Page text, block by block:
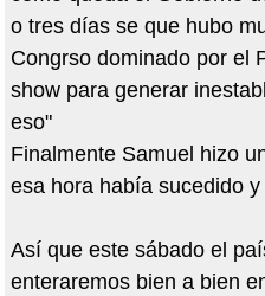
o tres días se que hubo
Congrso dominado por el
show para generar
eso"
Finalmente Samuel hizo
esa hora había sucedido
Así que este sábado el
enteraremos bien a bien